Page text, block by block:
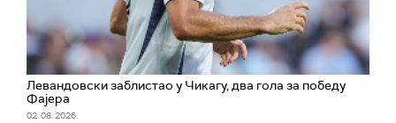
Левандовски заблистао у Чикагу, два гола за победу
Фајера
02. 08. 2026.